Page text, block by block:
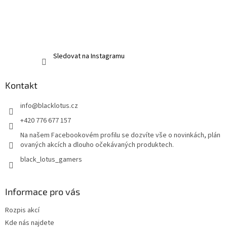
Sledovat na Instagramu
Kontakt
info@blacklotus.cz
+420 776 677 157
Na našem Facebookovém profilu se dozvíte vše o novinkách, plán
ovaných akcích a dlouho očekávaných produktech.
black_lotus_gamers
Informace pro vás
Rozpis akcí
Kde nás najdete